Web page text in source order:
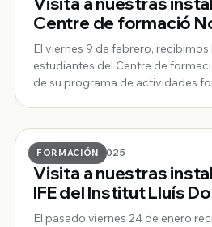
Centre de formació
El viernes 9 de febrero, recibimos
estudiantes del Centre de
de su programa de actividades
FORMACIÓN
29 · ENERO · 2025
Visita a nuestras
IFE del Institut Lluís
Muntaner de Reus
El pasado viernes 24 de enero